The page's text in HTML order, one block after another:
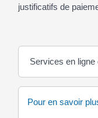
justificatifs de
Services en ligne
Pour en savoir